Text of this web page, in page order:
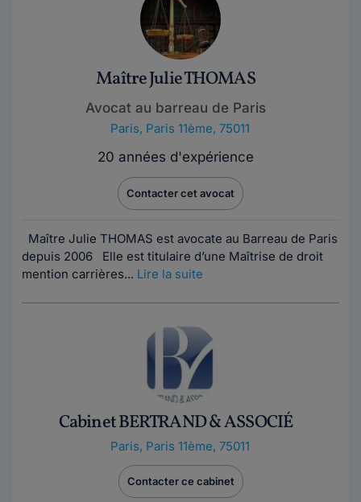
Maître Julie THOMAS
Avocat au barreau de Paris
Paris, Paris 11ème, 75011
20 années d'expérience
Contacter cet avocat
Maître Julie THOMAS est avocate au Barreau de Paris
depuis 2006 Elle est titulaire d’une Maîtrise de droit
mention carrières... Lire la suite
Cabinet BERTRAND & ASSOCIÉ
Paris, Paris 11ème, 75011
Contacter ce cabinet